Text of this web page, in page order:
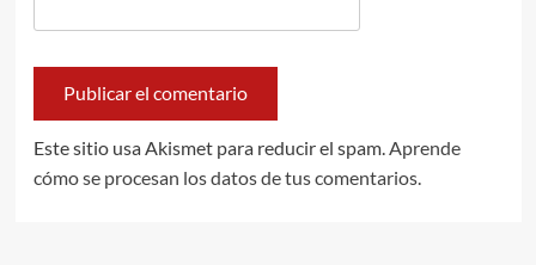
Este sitio usa Akismet para reducir el spam. Aprende
cómo se procesan los datos de tus comentarios.